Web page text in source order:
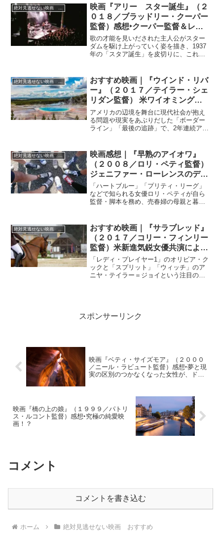
マンという豪華実力派俳優を迎え、4人の
男女が幸せを模索する姿をセリフを極力
少なくして、流麗な映像美で描いた詩的
な人間ドラマ。
絶対見逃せない映画 おすすめ
映画『アリー スター誕生』（２
０１８／ブラッドリー・クーパー
監督）感想‣クーパー監督＆レデ
ィー・ガガ主演で描くスター誕生
物語
歌の才能を見いだされた主人公がスター
ダムを駆け上がっていく姿を描き、1937
年の「スタア誕生」を皮切りに、これま
ー・ガガ主演で描く4度目のリメイク作
品。
絶対見逃せない映画 おすすめ
おすすめ映画｜『ウインド・リバ
ー』（２０１７／テイラー・シェ
リダン監督） 米ワイオミング保
留区を舞台にしたサスペンス映
画
アメリカの辺境を舞台に現代社会が抱え
る問題や現実をあぶりだした「ボーダー
ライン」「最後の追跡」で、2年連続アカ
境の地で起こる事件を描いた自らのオリ
ジナル脚本をもとに初メガホンをとった
犯罪サスペンス映画。
絶対見逃せない映画 おすすめ
映画感想｜『早熟のアイオワ』
（２００８／ロリ・ペティ監督）
ジェニファー・ローレンスのデビ
ュー作。クロエ・グレース・モレ
ッツが共演
「ハートブルー」「プリティ・リーグ」
などで知られる女優ロリ・ペティが自ら
監督・脚本を務め、売春婦の母親と暮ら
絶対見逃せない映画 おすすめ
おすすめ映画｜『サラブレッド』
（２０１７／コリー・フィンリー
監督）米新進気鋭女優共演によ
る、少し怖いサスペンスドラマ！
「レディ・プレイヤー1」のオリビア・ク
ックと「スプリット」「ウィッチ」のア
ニヤ・テイラー＝ジョイという注目の若
ジョイ）、性格は全く異なる二人である
がある行動に走ることになる。
スポンサーリンク
映画『ベティ・サイズモア』（２０００
／ニール・ラビュート監督）感想‣夢と現
実の区別のつかなくなった女性が、ドラ
映画『橋の上の娘』（１９９９／パトリ
ス・ルコント監督）感想‣究極の純愛映
画！？
コメント
コメントを書き込む
ホーム 絶対見逃せない映画 おすすめ